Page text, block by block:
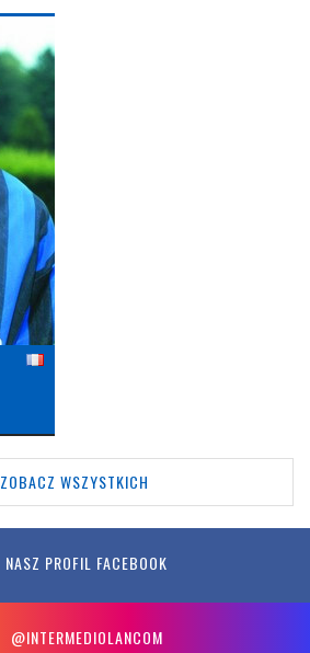
ZOBACZ WSZYSTKICH
NASZ PROFIL FACEBOOK
@INTERMEDIOLANCOM